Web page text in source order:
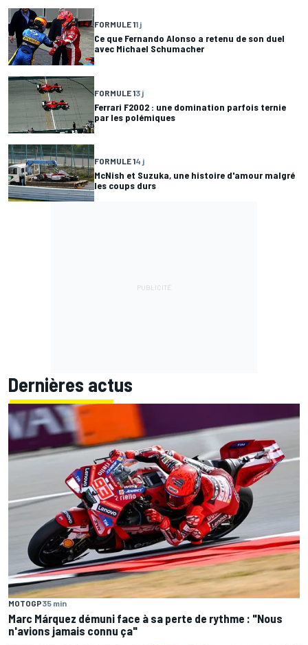
FORMULE 11 j
Ce que Fernando Alonso a retenu de son duel
avec Michael Schumacher
FORMULE 13 j
Ferrari F2002 : une domination parfois ternie
par les polémiques
FORMULE 14 j
McNish et Suzuka, une histoire d'amour malgré
les coups durs
Dernières actus
MOTOGP35 min
Marc Márquez démuni face à sa perte de rythme : "Nous
n'avions jamais connu ça"